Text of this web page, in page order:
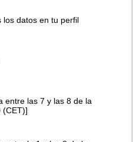
los datos en tu perfil
entre las 7 y las 8 de la
(CET)]